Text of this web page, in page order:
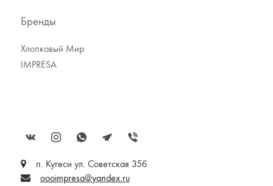
Бренды
Хлопковый Мир
IMPRESA
п. Кугеси ул. Советская 35б
oooimpresa@yandex.ru